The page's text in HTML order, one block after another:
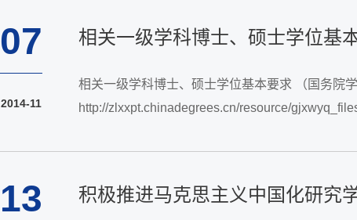
07
2014-11
相关一级学科博士、硕士学位基
相关一级学科博士、硕士学位基本要求 （国务院
http://zlxxpt.chinadegrees.cn/resource/
13 积极推进马克思主义中国化研究